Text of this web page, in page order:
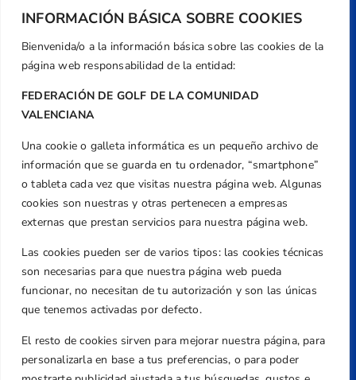
INFORMACIÓN BÁSICA SOBRE COOKIES
Bienvenida/o a la información básica sobre las cookies de la
página web responsabilidad de la entidad:
FEDERACIÓN DE GOLF DE LA COMUNIDAD
VALENCIANA
Una cookie o galleta informática es un pequeño archivo de
información que se guarda en tu ordenador, “smartphone”
o tableta cada vez que visitas nuestra página web. Algunas
cookies son nuestras y otras pertenecen a empresas
externas que prestan servicios para nuestra página web.
Las cookies pueden ser de varios tipos: las cookies técnicas
son necesarias para que nuestra página web pueda
funcionar, no necesitan de tu autorización y son las únicas
que tenemos activadas por defecto.
El resto de cookies sirven para mejorar nuestra página, para
personalizarla en base a tus preferencias, o para poder
Dirección
Centre de L´Esport, Carrer d'Isaac Peral i
Caballero, Nº 5, Despachos 2 y 3, 46980,
Valencia
+34 961 367 799
Email
federacion@golfcv.com
Aviso Legal
Política de Privacidad